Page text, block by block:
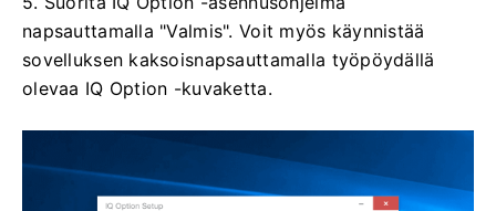
napsauttamalla "Valmis". Voit myös käynnistää
sovelluksen kaksoisnapsauttamalla työpöydällä
olevaa IQ Option -kuvaketta.